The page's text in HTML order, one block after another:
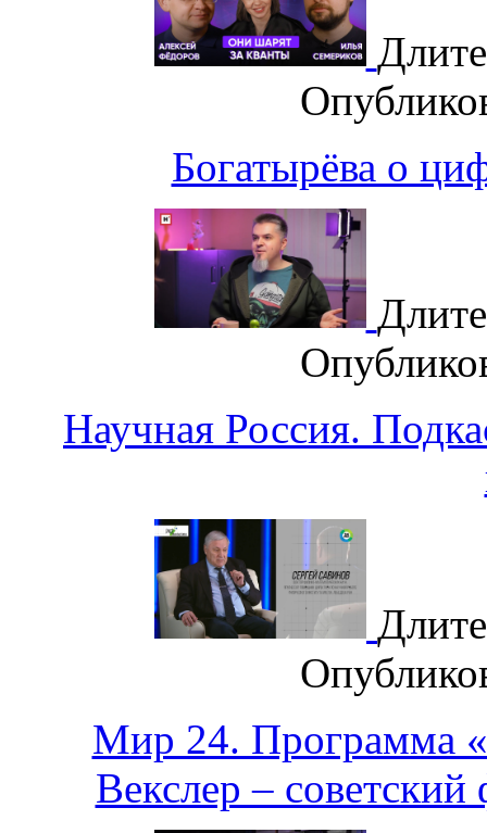
Богатырёва о
Научная Россия.
Мир 24. Программа
Векслер –